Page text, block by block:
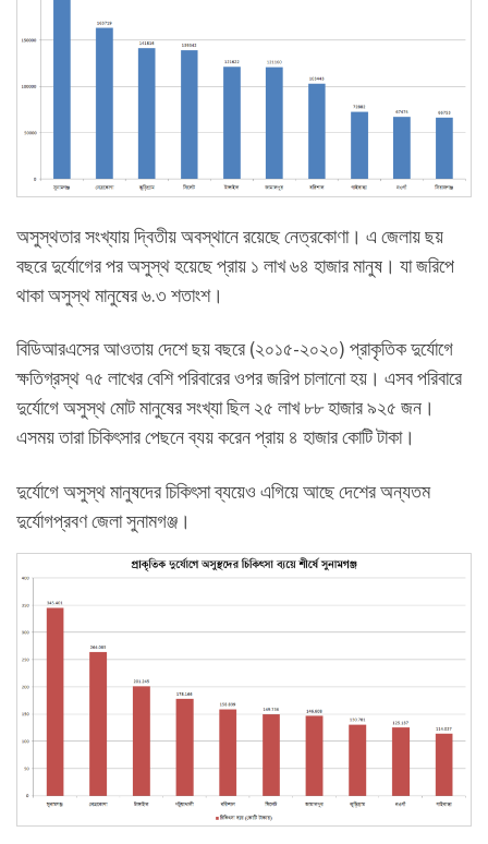
অসুস্থতার সংখ্যায় দ্বিতীয় অবস্থানে রয়েছে নেত্রকোণা। এ জেলায় ছয়
বছরে দুর্যোগের পর অসুস্থ হয়েছে প্রায় ১ লাখ ৬৪ হাজার মানুষ। যা জরিপে
থাকা অসুস্থ মানুষের ৬.৩ শতাংশ।
বিডিআরএসের আওতায় দেশে ছয় বছরে (২০১৫-২০২০) প্রাকৃতিক দুর্যোগে
ক্ষতিগ্রস্থ ৭৫ লাখের বেশি পরিবারের ওপর জরিপ চালানো হয়। এসব পরিবারে
দুর্যোগে অসুস্থ মোট মানুষের সংখ্যা ছিল ২৫ লাখ ৮৮ হাজার ৯২৫ জন।
এসময় তারা চিকিৎসার পেছনে ব্যয় করেন প্রায় ৪ হাজার কোটি টাকা।
দুর্যোগে অসুস্থ মানুষদের চিকিৎসা ব্যয়েও এগিয়ে আছে দেশের অন্যতম
দুর্যোগপ্রবণ জেলা সুনামগঞ্জ।